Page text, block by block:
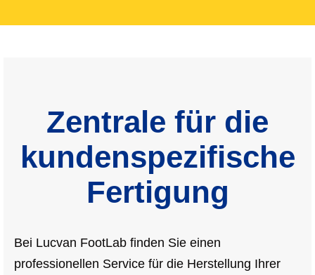
Zentrale für die
kundenspezifische
Fertigung
Bei Lucvan FootLab finden Sie einen
professionellen Service für die Herstellung Ihrer